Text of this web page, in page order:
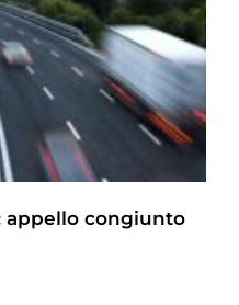
appello congiunto